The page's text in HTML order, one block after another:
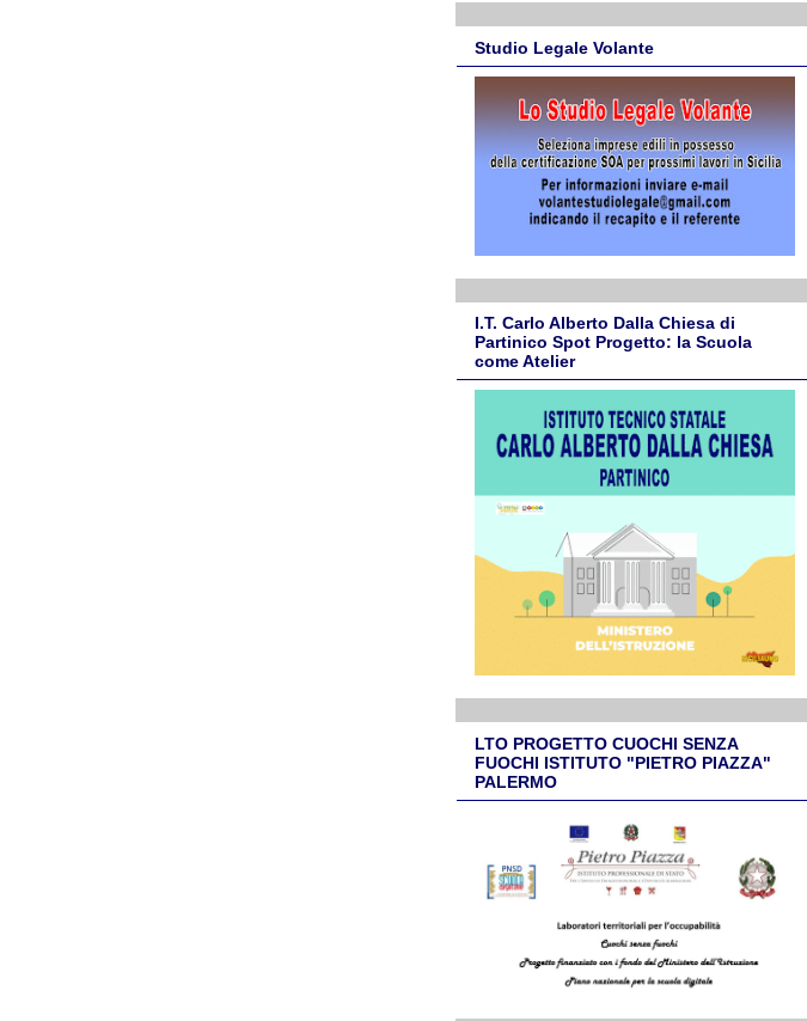
Studio Legale Volante
I.T. Carlo Alberto Dalla Chiesa di
Partinico Spot Progetto: la Scuola
come Atelier
LTO PROGETTO CUOCHI SENZA
FUOCHI ISTITUTO "PIETRO PIAZZA"
PALERMO